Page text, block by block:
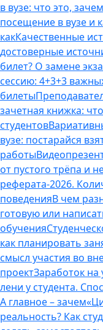
в вузе: что это,
посещение в вузе и
какКачественные
достоверные
билет? О замене
сессию: 4+3+3
билеты
зачетная книжка:
студентов
вузе: постарайся
работы
от пустого трёпа и
реферата-2026.
поведенияВ чем
готовую или
обучения
как планировать
смысл участия во
проектЗаработок на
лени у студента.
А главное – зачем
реальность? Как